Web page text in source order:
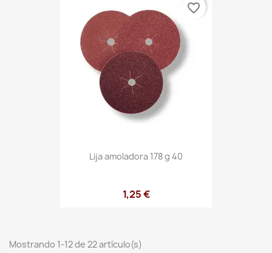
Lija amoladora 178 g 40
1,25 €
favorite_border
Mostrando 1-12 de 22 artículo(s)